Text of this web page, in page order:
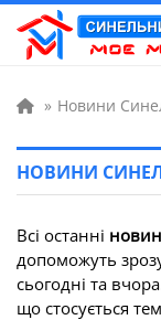
» Новини
НОВИНИ
Всі останні
допоможуть
сьогодні та
що стосується